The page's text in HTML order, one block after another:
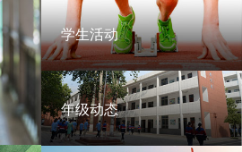
学生活动
学生活动
年级动态